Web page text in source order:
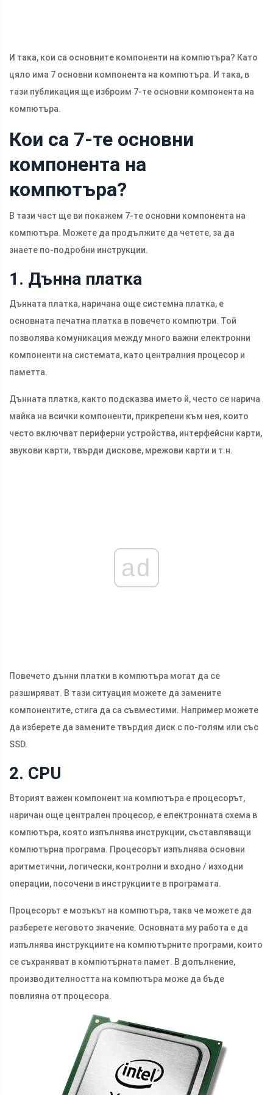
И така, кои са основните компоненти на компютъра? Като
цяло има 7 основни компонента на компютъра. И така, в
тази публикация ще изброим 7-те основни компонента на
компютъра.
Кои са 7-те основни
компонента на
компютъра?
В тази част ще ви покажем 7-те основни компонента на
компютъра. Можете да продължите да четете, за да
знаете по-подробни инструкции.
1. Дънна платка
Дънната платка, наричана още системна платка, е
основната печатна платка в повечето компютри. Той
позволява комуникация между много важни електронни
компоненти на системата, като централния процесор и
паметта.
Дънната платка, както подсказва името й, често се нарича
майка на всички компоненти, прикрепени към нея, които
често включват периферни устройства, интерфейсни карти,
звукови карти, твърди дискове, мрежови карти и т.н.
ad
Повечето дънни платки в компютъра могат да се
разширяват. В тази ситуация можете да замените
компонентите, стига да са съвместими. Например можете
да изберете да замените твърдия диск с по-голям или със
SSD.
2. CPU
Вторият важен компонент на компютъра е процесорът,
наричан още централен процесор, е електронната схема в
компютъра, която изпълнява инструкции, съставляващи
компютърна програма. Процесорът изпълнява основни
аритметични, логически, контролни и входно / изходни
операции, посочени в инструкциите в програмата.
Процесорът е мозъкът на компютъра, така че можете да
разберете неговото значение. Основната му работа е да
изпълнява инструкциите на компютърните програми, които
се съхраняват в компютърната памет. В допълнение,
производителността на компютъра може да бъде
повлияна от процесора.